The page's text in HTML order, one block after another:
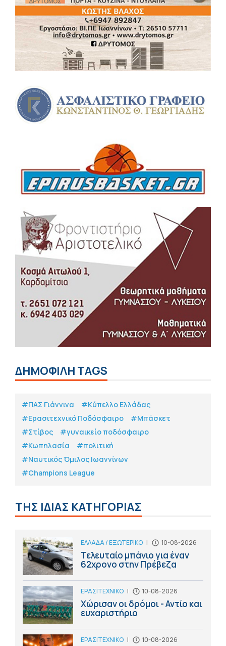
ΔΗΜΟΦΙΛΗ TAGS
#ΠΑΣ Γιάννινα
#Κύπελλο Ελλάδας
#Eρασιτεχνικό Ποδόσφαιρο
#Μπάσκετ
#Στίβος
#γυναικείο ποδόσφαιρο
#Κωπηλασία
#πολιτική
#Ναυτικός Όμιλος Ιωαννίνων
#Champions League
ΤΗΣ ΙΔΙΑΣ ΚΑΤΗΓΟΡΙΑΣ
ΕΛΛΑΔΑ / ΕΞΩΤΕΡΙΚΟ | 10-08-2026
Τελευταίο μπάνιο για έναν
62χρονο στην Πρέβεζα
ΕΡΑΣΙΤΕΧΝΙΚΟ | 10-08-2026
Χώρισαν οι δρόμοι - Αντίο και
ευχαριστήριο
ΕΡΑΣΙΤΕΧΝΙΚΟ | 10-08-2026